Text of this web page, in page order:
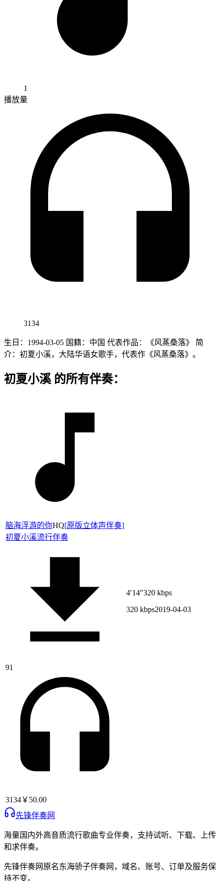
1
播放量
3134
生日：1994-03-05 国籍：中国 代表作品：《风蒸桑落》 简
介：初夏小溪，大陆华语女歌手，代表作《风蒸桑落》。
初夏小溪 的所有伴奏：
脑海浮游的你HQ[原版立体声伴奏]
初夏小溪流行伴奏
91
3134￥50.00
4′14″320 kbps
320 kbps2019-04-03
先锋伴奏网
海量国内外高音质流行歌曲专业伴奏，支持试听、下载、上传
和求伴奏。
先锋伴奏网 原名东海骄子伴奏网 ，域名、账号、订单及服务保
持不变。